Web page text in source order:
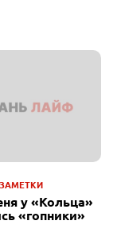
у «Кольца»
«гопники»